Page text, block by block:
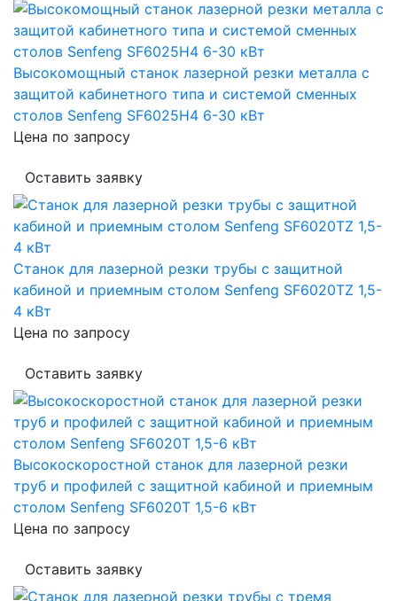
Высокомощный станок лазерной резки металла с
защитой кабинетного типа и системой сменных
столов Senfeng SF6025H4 6-30 кВт
Цена по запросу
Оставить заявку
Станок для лазерной резки трубы c защитной
кабиной и приемным столом Senfeng SF6020TZ 1,5-
4 кВт
Цена по запросу
Оставить заявку
Высокоскоростной станок для лазерной резки
труб и профилей с защитной кабиной и приемным
столом Senfeng SF6020T 1,5-6 кВт
Цена по запросу
Оставить заявку